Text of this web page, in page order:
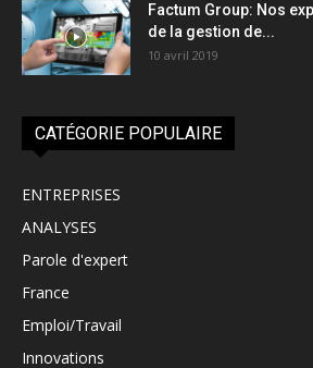
Factum Group: Nos
de la gestion de...
10 avril 2019
CATÉGORIE POPULAIRE
ENTREPRISES
ANALYSES
Parole d'expert
France
Emploi/Travail
Innovations